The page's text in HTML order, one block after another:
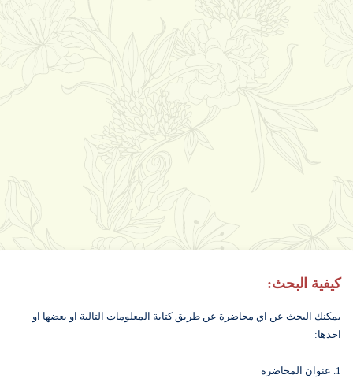
كيفية البحث:
يمكنك البحث عن اي محاضرة عن طريق كتابة المعلومات التالية او بعضها او
احدها:
1. عنوان المحاضرة